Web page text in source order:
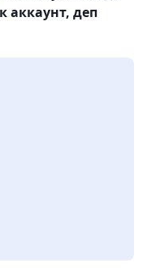
аккаунт, деп